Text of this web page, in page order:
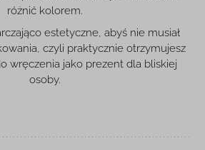
różnić kolorem.
estetyczne, abyś nie musiał
czyli praktycznie otrzymujesz
wręczenia jako prezent dla bliskiej
osoby.